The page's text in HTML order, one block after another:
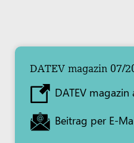
DATEV magazin 07/
DATEV magazin
Beitrag per E-